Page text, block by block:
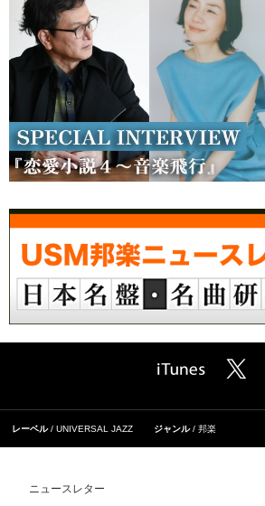
レーベル UNIVERSAL JAZZ ジャンル 邦楽
ニュースレター